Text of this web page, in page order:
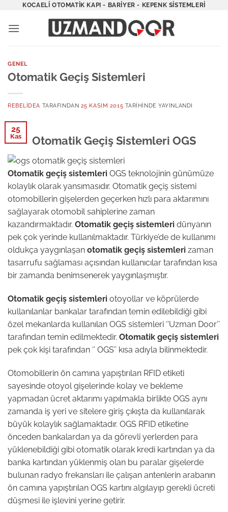
İçeriğeKOCAELI OTOMATIK KAPI - BARIYER - KEPENK SISTEMLERI
GENEL
Otomatik Geçiş Sistemleri
REBELIDEA TARAFINDAN 25 KASIM 2015 TARIHINDE YAYINLANDI
25
Kas Otomatik Geçiş Sistemleri OGS
Otomatik geçiş sistemleri OGS teknolojinin günümüze
kolaylık olarak yansımasıdır. Otomatik geçiş sistemi
otomobillerin gişelerden geçerken hızlı para aktarımını
sağlayarak otomobil sahiplerine zaman
kazandırmaktadır. Otomatik geçiş sistemleri dünyanın
pek çok yerinde kullanılmaktadır. Türkiye’de de kullanımı
oldukça yaygınlaşan otomatik geçiş sistemleri zaman
tasarrufu sağlaması açısından kullanıcılar tarafından kısa
bir zamanda benimsenerek yaygınlaşmıştır.
Otomatik geçiş sistemleri otoyollar ve köprülerde
kullanılanlar bankalar tarafından temin edilebildiği gibi
özel mekanlarda kullanılan OGS sistemleri ‘’Uzman Door’’
tarafından temin edilmektedir. Otomatik geçiş sistemleri
pek çok kişi tarafından ‘’ OGS’’ kısa adıyla bilinmektedir.
Otomobillerin ön camına yapıştırılan RFID etiketi
sayesinde otoyol gişelerinde kolay ve bekleme
yapmadan ücret aktarımı yapılmakla birlikte OGS aynı
zamanda iş yeri ve sitelere giriş çıkışta da kullanılarak
büyük kolaylık sağlamaktadır. OGS RFID etiketine
önceden bankalardan ya da görevli yerlerden para
yüklenebildiği gibi otomatik olarak kredi kartından ya da
banka kartından yüklenmiş olan bu paralar gişelerde
bulunan radyo frekansları ile çalışan antenlerin arabanın
ön camına yapıştırılan OGS kartını algılayıp gerekli ücreti
düşmesi ile işlevini yerine getirir.